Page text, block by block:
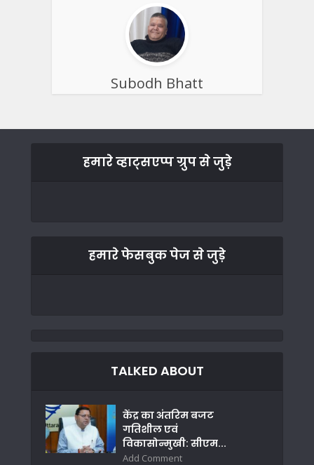
Subodh Bhatt
हमारे व्हाट्सएप्प ग्रुप से जुड़े
हमारे फेसबुक पेज से जुड़े
TALKED ABOUT
केंद्र का अंतरिम बजट
गतिशील एवं
विकासोन्मुखी: सीएम...
Add Comment